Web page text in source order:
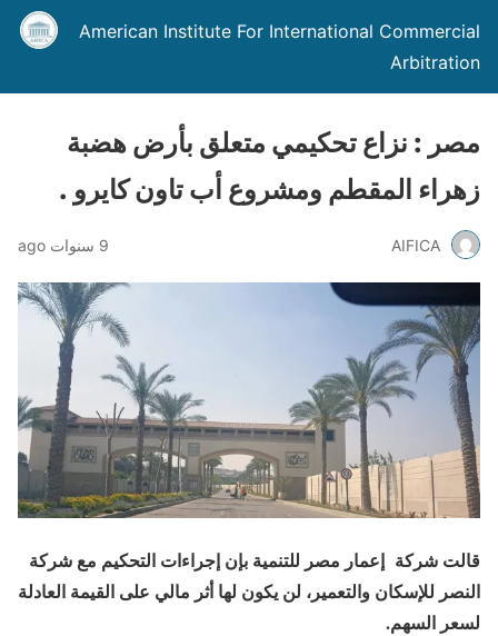
American Institute For International Commercial
Arbitration
مصر : نزاع تحكيمي متعلق بأرض هضبة
زهراء المقطم ومشروع أب تاون كايرو .
AIFICA 9 سنوات ago
قالت شركة إعمار مصر للتنمية بإن إجراءات التحكيم مع شركة
النصر للإسكان والتعمير، لن يكون لها أثر مالي على القيمة العادلة
لسعر السهم.